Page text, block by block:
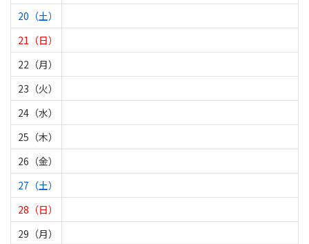
20（土）
21（日）
22（月）
23（火）
24（水）
25（木）
26（金）
27（土）
28（日）
29（月）